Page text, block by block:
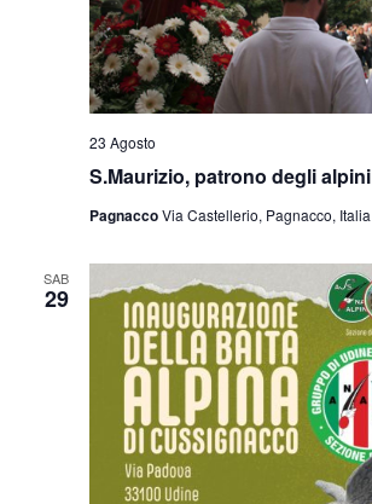
S.Maurizio, patrono degli alpini
23 Agosto
PagnaccoVia Castellerio, Pagnacco, Italia
SAB
29